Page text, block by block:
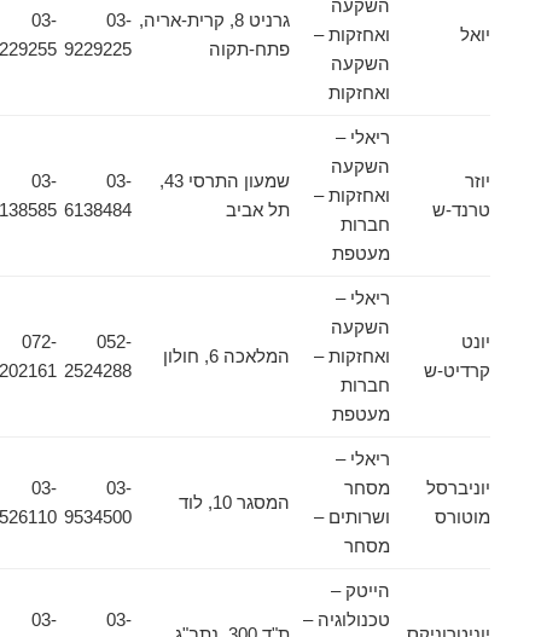
השקעה
ואחזקות –
השקעה
ואחזקות
גרניט 8, קרית-אריה,
פתח-תקוה
03-
9229225
9229255
טרנד-ש
ריאלי –
השקעה
ואחזקות –
חברות
מעטפת
שמעון התרסי 43,
תל אביב
03-
6138484
6138585
קרדיט-ש
ריאלי –
השקעה
ואחזקות –
חברות
מעטפת
המלאכה 6, חולון
052-
2524288
072-
2202161
יוניברסל
מוטורס
ריאלי –
מסחר
ושרותים –
מסחר
המסגר 10, לוד
9534500
9526110
הייטק –
טכנולוגיה –